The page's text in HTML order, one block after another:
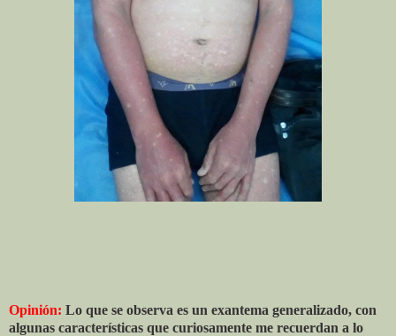
Opinión: Lo que se observa es un exantema generalizado, con
algunas características que curiosamente me recuerdan a lo